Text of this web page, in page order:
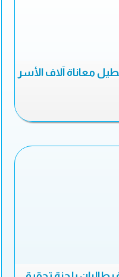
معاناة آلاف الأسر